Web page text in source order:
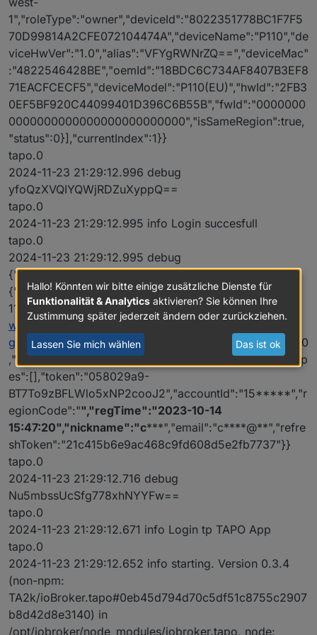
1","roleType":"owner","deviceId":"8022351778BC1F7F5
70D99814A2CFE072104474A","deviceName":"P110","de
viceHwVer":"1.0","alias":"VFYgRWNrZQ==","deviceMac"
:"4822546428BE","oemId":"18BDC6C734AF8407B3EF8
71EACFCECF5","deviceModel":"P110(EU)","hwId":"2FB3
0EF5BF920C44099401D396C6B55B","fwId":"0000000
0000000000000000000000000","isSameRegion":true,
"status":0}],"currentIndex":1}}
tapo.0
2024-11-23 21:29:12.996 debug
yfoQzXVQIYQWjRDZuXyppQ==
tapo.0
2024-11-23 21:29:12.995 info Login succesfull
tapo.0
2024-11-23 21:29:12.995 debug
{"error_code":0,"result":
{"lockedMinutes":0,"lastCheckDate":"Sat Nov 23
11:17:39 UTC 2024","appServerUrl":" https://n-euw1-
wap-
gw.tplinkcloud.com","failedAttempts":0,"riskDetected":0
,"remainAttempts":0,"errorCode":"0","supportedMFATyp
es":[],"token":"058029a9-
BT7To9zBFLWlo5xNP2cooJ2","accountId":"15*****","r
egionCode":"","regTime":"2023-10-14
15:47:20","nickname":"c***","email":"c****@**","refre
shToken":"21c415b6e9ac468c9fd608d5e2fb7737"}}
tapo.0
2024-11-23 21:29:12.716 debug
Nu5mbssUcSfg778xhNYYFw==
tapo.0
2024-11-23 21:29:12.671 info Login tp TAPO App
tapo.0
2024-11-23 21:29:12.652 info starting. Version 0.3.4
(non-npm:
TA2k/ioBroker.tapo#0eb45d794d70c5df51c8755c2907
b8d42d8e3140) in
/opt/iobroker/node_modules/iobroker.tapo, node:
Hallo! Könnten wir bitte einige zusätzliche Dienste für
Funktionalität & Analytics aktivieren? Sie können Ihre
Zustimmung später jederzeit ändern oder zurückziehen.
Lassen Sie mich wählen Das ist ok